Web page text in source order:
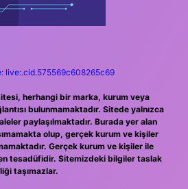
live:.cid.575569c608265c69
herhangi bir marka, kurum veya
bulunmamaktadır. Sitede yalnızca
paylaşılmaktadır. Burada yer alan
olup, gerçek kurum ve kişiler
Gerçek kurum ve kişiler ile
tesadüfidir. Sitemizdeki bilgiler taslak
taşımazlar.